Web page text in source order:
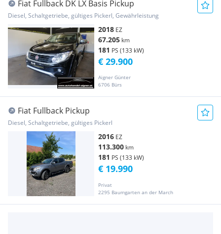
Fiat Fullback DK LX Basis Pickup
Diesel, Schaltgetriebe, gültiges Pickerl, Gewährleistung
2018 EZ
67.205 km
181 PS (133 kW)
Aigner Günter
6706 Bürs
€ 29.900
Fiat Fullback Pickup
Diesel, Schaltgetriebe, gültiges Pickerl
2016 EZ
113.300 km
181 PS (133 kW)
Privat
2295 Baumgarten an der March
€ 19.990